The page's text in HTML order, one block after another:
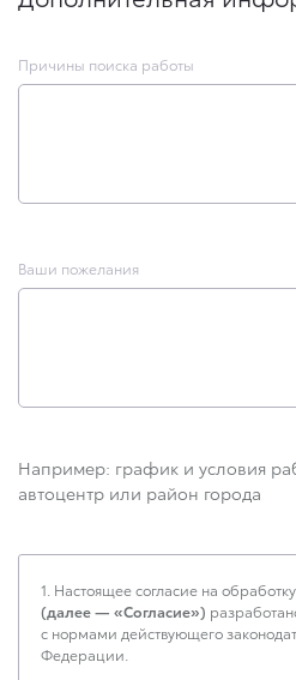
Причины поиска работы
Ваши пожелания
Например: график и условия
автоцентр или район города
1. Настоящее согласие на
(далее — «Согласие»)
с нормами действующего
Федерации.